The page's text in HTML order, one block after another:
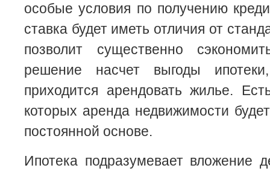
особые условия по получению
ставка будет иметь отличия от
позволит существенно
решение насчет выгоды
приходится арендовать жилье.
которых аренда недвижимости
постоянной основе.
Ипотека подразумевает вложение